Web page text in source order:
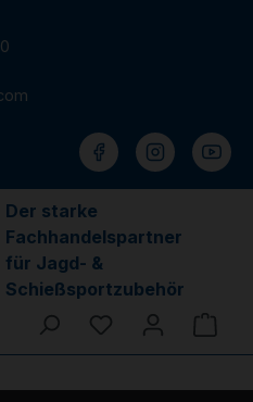
Der starke
Fachhandelspartner
für Jagd- &
Schießsportzubehör
Du hast 0